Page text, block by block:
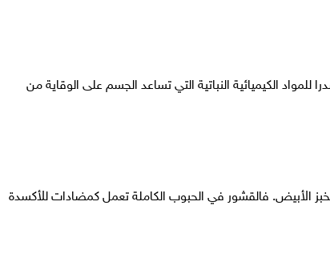
الكيميائية النباتية التي تساعد الجسم على الوقاية من
الأبيض. فالقشور في الحبوب الكاملة تعمل كمضادات للأكسدة